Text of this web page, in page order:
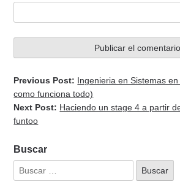
Previous Post: Ingenieria en Sistemas
como funciona todo)
Next Post: Haciendo un stage 4 a partir
funtoo
Buscar